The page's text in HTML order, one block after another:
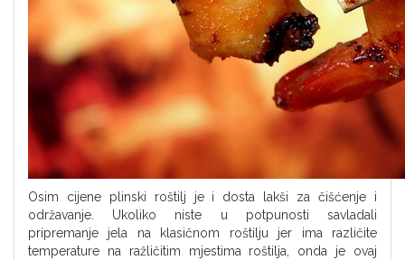
Osim cijene plinski roštilj je i dosta lakši za čišćenje i
održavanje. Ukoliko niste u potpunosti savladali
pripremanje jela na klasičnom roštilju jer ima različite
temperature na ražličitim mjestima roštilja, onda je ovaj